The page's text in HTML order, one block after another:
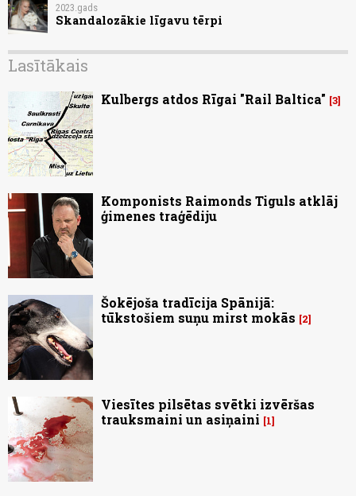
2023.gads
Skandalozākie līgavu tērpi
Lasītākais
Kulbergs atdos Rīgai "Rail Baltica" 3
Komponists Raimonds Tiguls atklāj
ģimenes traģēdiju
Šokējoša tradīcija Spānijā:
tūkstošiem suņu mirst mokās
2
Viesītes pilsētas svētki izvēršas
trauksmaini un asiņaini
1